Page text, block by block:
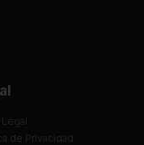
de Privacidad